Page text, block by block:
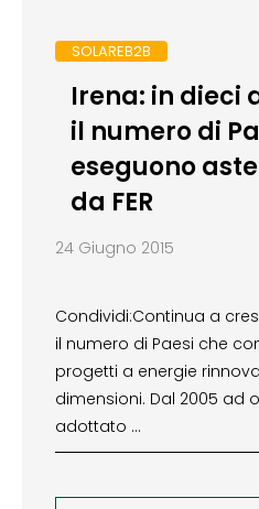
SOLAREB2B
Irena: in dieci
il numero di
eseguono
da FER
24 Giugno 2015
Condividi:Continua a
il numero di Paesi che
progetti a energie
dimensioni. Dal 2005 ad
adottato …